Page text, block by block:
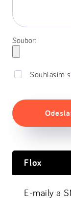
Soubor:
Souhlasím
Flox
E-maily a